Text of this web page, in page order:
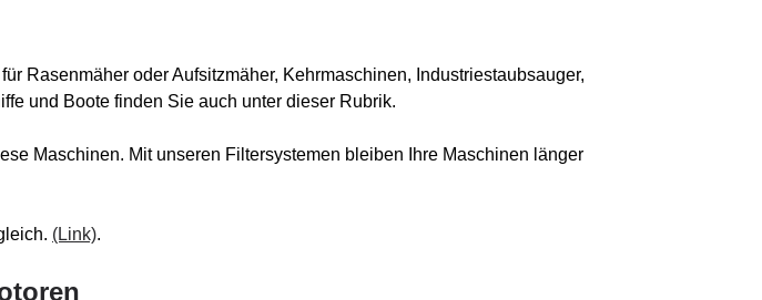
Rasenmäher oder Aufsitzmäher, Kehrmaschinen, Industriestaubsauger,
und Boote finden Sie auch unter dieser Rubrik.
Maschinen. Mit unseren Filtersystemen bleiben Ihre Maschinen länger
(Link).